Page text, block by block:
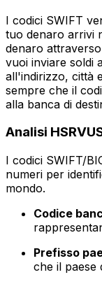
I codici SWIFT
tuo denaro arrivi
denaro
vuoi inviare soldi
all'indirizzo, città
sempre che il
alla banca di
Analisi
I codici SWIFT/
numeri per
mondo.
Codice
Prefisso
che il paese